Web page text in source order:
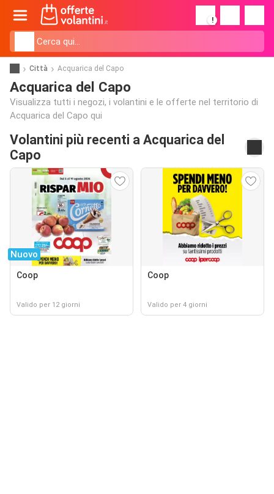
!
Città Acquarica del Capo
Acquarica del Capo
Visualizza tutti i negozi, i volantini e le offerte nel territorio di
Acquarica del Capo qui
Volantini più recenti a Acquarica del
Capo
Nuovo
Coop
Valido per 12 giorni
Coop
Valido per 4 giorni